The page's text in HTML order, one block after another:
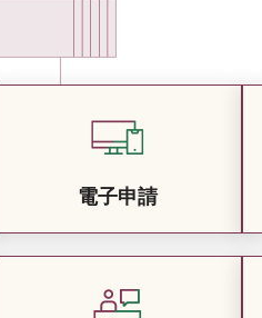
電子申請